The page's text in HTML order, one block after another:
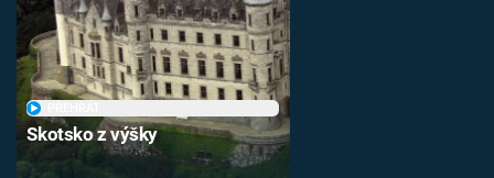
Skotsko z výšky